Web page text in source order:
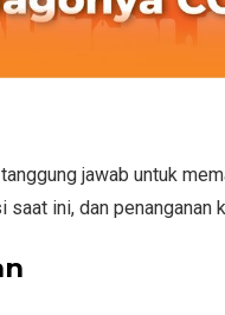
jawab untuk
ini, dan penanganan